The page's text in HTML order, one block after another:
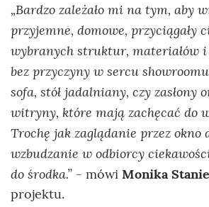
„Bardzo zależało mi na tym, aby
przyjemne, domowe, przyciągały
wybranych struktur, materiałów
bez przyczyny w sercu
sofa, stół jadalniany, czy zasłony
witryny, które mają zachęcać do
Trochę jak zaglądanie przez okno
wzbudzanie w odbiorcy
do środka.” - mówi Monika
projektu.